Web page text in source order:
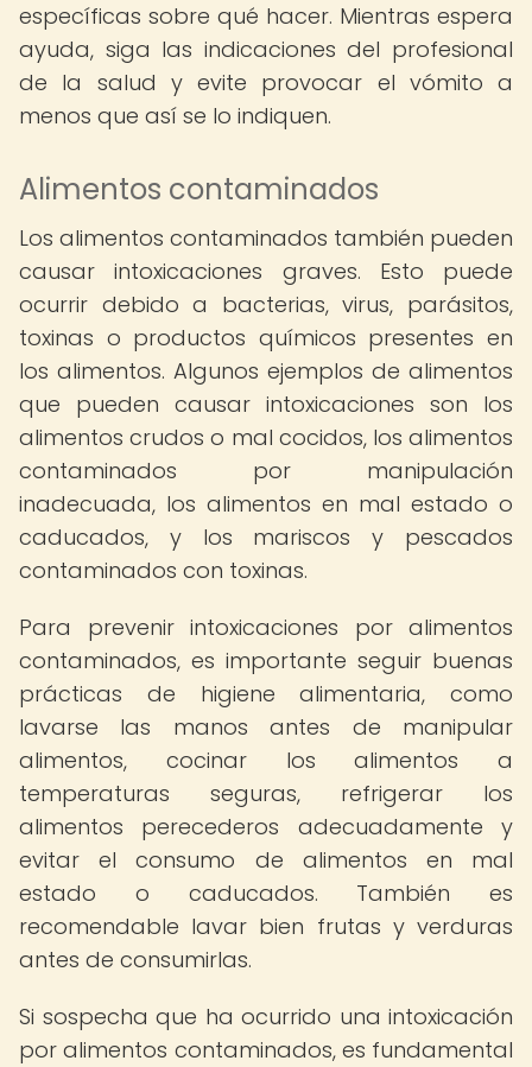
específicas sobre qué hacer. Mientras espera
ayuda, siga las indicaciones del profesional
de la salud y evite provocar el vómito a
menos que así se lo indiquen.
Alimentos contaminados
Los alimentos contaminados también pueden
causar intoxicaciones graves. Esto puede
ocurrir debido a bacterias, virus, parásitos,
toxinas o productos químicos presentes en
los alimentos. Algunos ejemplos de alimentos
que pueden causar intoxicaciones son los
alimentos crudos o mal cocidos, los alimentos
contaminados por manipulación
inadecuada, los alimentos en mal estado o
caducados, y los mariscos y pescados
contaminados con toxinas.
Para prevenir intoxicaciones por alimentos
contaminados, es importante seguir buenas
prácticas de higiene alimentaria, como
lavarse las manos antes de manipular
alimentos, cocinar los alimentos a
temperaturas seguras, refrigerar los
alimentos perecederos adecuadamente y
evitar el consumo de alimentos en mal
estado o caducados. También es
recomendable lavar bien frutas y verduras
antes de consumirlas.
Si sospecha que ha ocurrido una intoxicación
por alimentos contaminados, es fundamental